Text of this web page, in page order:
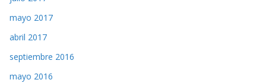
mayo 2017
abril 2017
septiembre 2016
mayo 2016